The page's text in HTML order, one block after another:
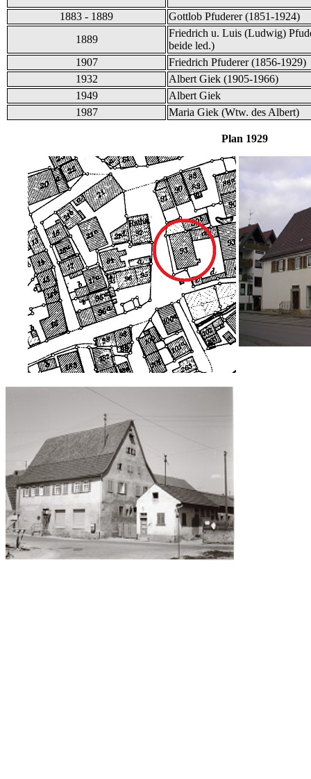
1883 - 1889
Gottlob Pfuderer (1851-1924)
1889
Friedrich u. Luis (Ludwig)
beide led.)
1907
Friedrich Pfuderer (1856-1929)
1932
Albert Giek (1905-1966)
1949
Albert Giek
1987
Maria Giek (Wtw. des Albert)
Plan